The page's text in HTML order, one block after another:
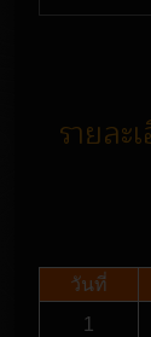
รายล
วันที่
1